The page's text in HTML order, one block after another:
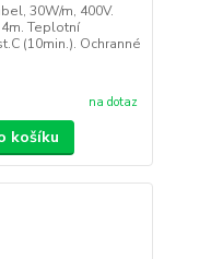
30W/m, 400V.
Teplotní
(10min.). Ochranné
na dotaz
košíku